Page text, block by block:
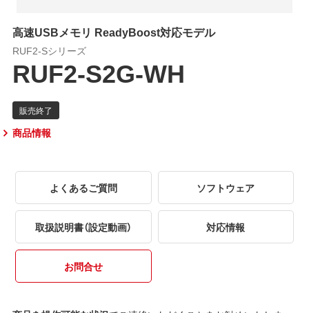
高速USBメモリ ReadyBoost対応モデル
RUF2-Sシリーズ
RUF2-S2G-WH
商品情報
よくあるご質問 ソフトウェア
取扱説明書（設定動画） 対応情報
お問合せ